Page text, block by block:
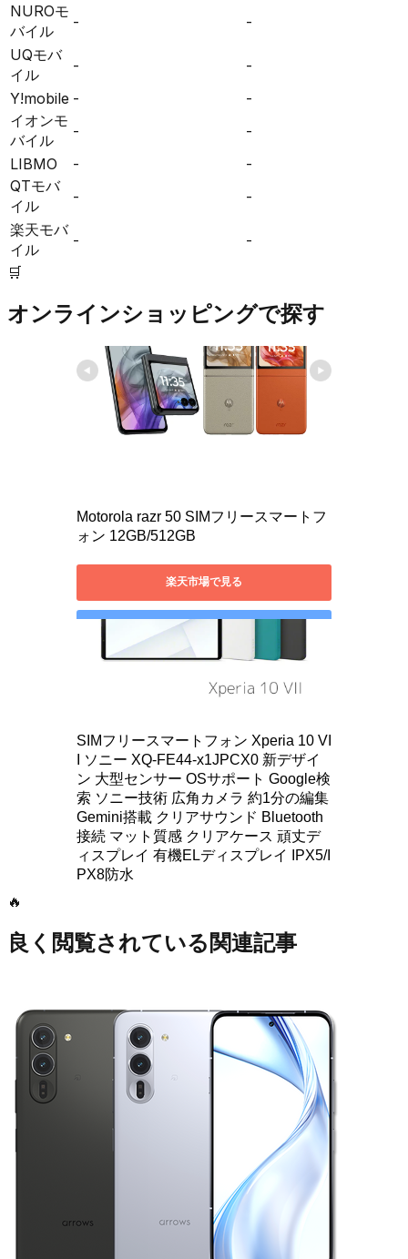
NUROモ
バイル
-
-
UQモバ
イル
-
-
Y!mobile -
-
イオンモ
バイル
-
-
LIBMO
-
-
QTモバ
イル
-
-
楽天モバ
イル
-
-
🛒
オンラインショッピングで探す
🔥
良く閲覧されている関連記事